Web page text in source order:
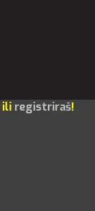
ili registriraš!